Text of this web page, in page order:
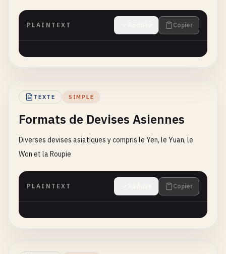
PLAINTEXT Copier
TEXTE SIMPLE
Formats de Devises Asiennes
Diverses devises asiatiques y compris le Yen, le Yuan, le
Won et la Roupie
PLAINTEXT Copier